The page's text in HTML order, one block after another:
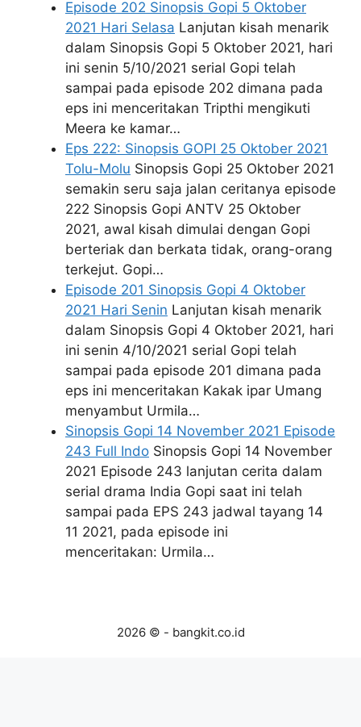
Episode 202 Sinopsis Gopi 5 Oktober
2021 Hari Selasa Lanjutan kisah menarik
dalam Sinopsis Gopi 5 Oktober 2021, hari
ini senin 5/10/2021 serial Gopi telah
sampai pada episode 202 dimana pada
eps ini menceritakan Tripthi mengikuti
Meera ke kamar…
Eps 222: Sinopsis GOPI 25 Oktober 2021
Tolu-Molu Sinopsis Gopi 25 Oktober 2021
semakin seru saja jalan ceritanya episode
222 Sinopsis Gopi ANTV 25 Oktober
2021, awal kisah dimulai dengan Gopi
berteriak dan berkata tidak, orang-orang
terkejut. Gopi…
Episode 201 Sinopsis Gopi 4 Oktober
2021 Hari Senin Lanjutan kisah menarik
dalam Sinopsis Gopi 4 Oktober 2021, hari
ini senin 4/10/2021 serial Gopi telah
sampai pada episode 201 dimana pada
eps ini menceritakan Kakak ipar Umang
menyambut Urmila…
Sinopsis Gopi 14 November 2021 Episode
243 Full Indo Sinopsis Gopi 14 November
2021 Episode 243 lanjutan cerita dalam
serial drama India Gopi saat ini telah
sampai pada EPS 243 jadwal tayang 14
11 2021, pada episode ini
menceritakan: Urmila…
2026 © - bangkit.co.id